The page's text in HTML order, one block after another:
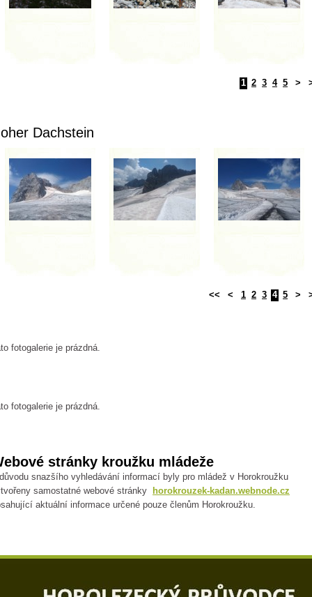
1 2 3 4 5 >
Dachstein
<< < 1 2 3 4 5 >
fotogalerie je prázdná.
fotogalerie je prázdná.
stránky kroužku mládeže
snazšího vyhledávání informací byly pro mládež v Horokroužku
samostatné webové stránky
horokrouzek-kadan.webnode.cz
aktuální informace určené pouze členům Horokroužku.